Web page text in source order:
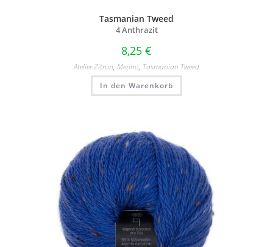
Tasmanian Tweed
4 Anthrazit
8,25 €
Atelier Zitron, Merino, Tasmanian Tweed
In den Warenkorb